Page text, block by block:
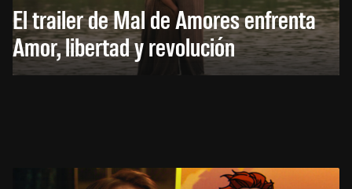
El trailer de Mal de Amores enfrenta
Amor, libertad y revolución